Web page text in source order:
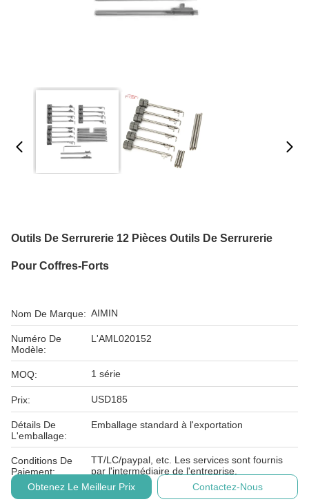
Outils De Serrurerie 12 Pièces Outils De Serrurerie
Pour Coffres-Forts
Nom De Marque: AIMIN
Numéro De
Modèle:
L'AML020152
MOQ: 1 série
Prix: USD185
Détails De
L'emballage:
Emballage standard à l'exportation
Conditions De
Paiement:
TT/LC/paypal, etc. Les services sont fournis
par l'intermédiaire de l'entreprise.
Obtenez Le Meilleur Prix
Contactez-Nous